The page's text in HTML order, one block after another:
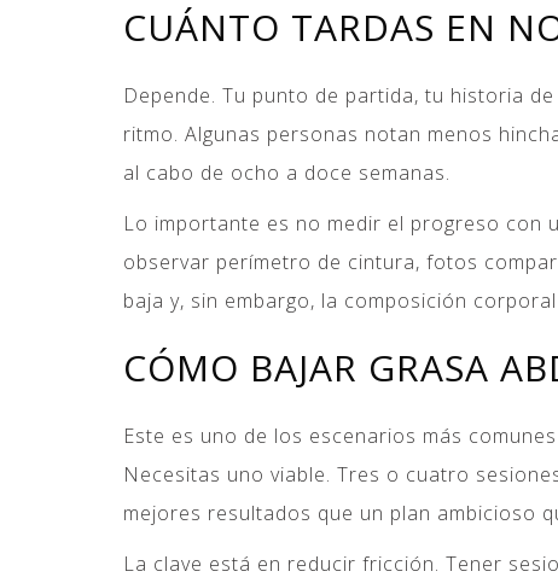
CUÁNTO TARDAS EN
Depende. Tu punto de partida, tu historia
ritmo. Algunas personas notan menos
al cabo de ocho a doce semanas.
Lo importante es no medir el progreso con
observar perímetro de cintura, fotos
baja y, sin embargo, la composición
CÓMO BAJAR GRASA
Este es uno de los escenarios más
Necesitas uno viable. Tres o cuatro
mejores resultados que un plan ambicioso
La clave está en reducir fricción. Tener